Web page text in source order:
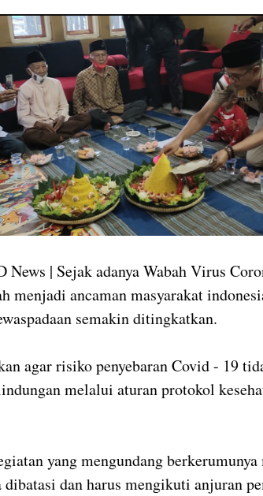
News | Sejak adanya Wabah Virus
menjadi ancaman masyarakat
semakin ditingkatkan.
agar risiko penyebaran Covid - 19
melalui aturan protokol
yang mengundang berkerumunya
dan harus mengikuti anjuran